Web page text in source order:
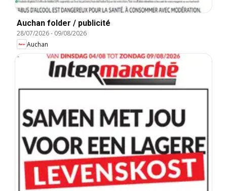
Auchan folder / publicité
28/07/2026- 09/08/2026
Auchan